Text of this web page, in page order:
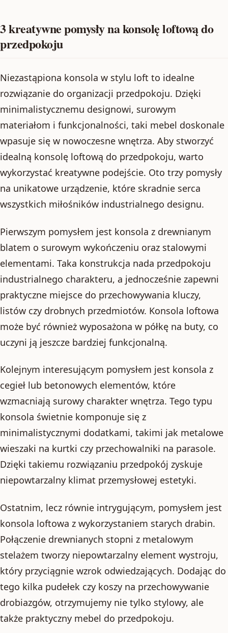
3 kreatywne pomysły na konsolę loftową do
przedpokoju
Niezastąpiona konsola w stylu loft to idealne
rozwiązanie do organizacji przedpokoju. Dzięki
minimalistycznemu designowi, surowym
materiałom i funkcjonalności, taki mebel doskonale
wpasuje się w nowoczesne wnętrza. Aby stworzyć
idealną konsolę loftową do przedpokoju, warto
wykorzystać kreatywne podejście. Oto trzy pomysły
na unikatowe urządzenie, które skradnie serca
wszystkich miłośników industrialnego designu.
Pierwszym pomysłem jest konsola z drewnianym
blatem o surowym wykończeniu oraz stalowymi
elementami. Taka konstrukcja nada przedpokoju
industrialnego charakteru, a jednocześnie zapewni
praktyczne miejsce do przechowywania kluczy,
listów czy drobnych przedmiotów. Konsola loftowa
może być również wyposażona w półkę na buty, co
uczyni ją jeszcze bardziej funkcjonalną.
Kolejnym interesującym pomysłem jest konsola z
cegieł lub betonowych elementów, które
wzmacniają surowy charakter wnętrza. Tego typu
konsola świetnie komponuje się z
minimalistycznymi dodatkami, takimi jak metalowe
wieszaki na kurtki czy przechowalniki na parasole.
Dzięki takiemu rozwiązaniu przedpokój zyskuje
niepowtarzalny klimat przemysłowej estetyki.
Ostatnim, lecz równie intrygującym, pomysłem jest
konsola loftowa z wykorzystaniem starych drabin.
Połączenie drewnianych stopni z metalowym
stelażem tworzy niepowtarzalny element wystroju,
który przyciągnie wzrok odwiedzających. Dodając do
tego kilka pudełek czy koszy na przechowywanie
drobiazgów, otrzymujemy nie tylko stylowy, ale
także praktyczny mebel do przedpokoju.